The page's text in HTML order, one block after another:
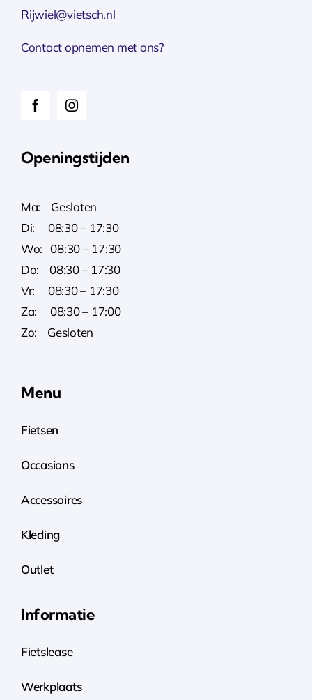
Rijwiel@vietsch.nl
Contact opnemen met ons?
Openingstijden
Ma: Gesloten
Di: 08:30 – 17:30
Wo: 08:30 – 17:30
Do: 08:30 – 17:30
Vr: 08:30 – 17:30
Za: 08:30 – 17:00
Zo: Gesloten
Menu
Fietsen
Occasions
Accessoires
Kleding
Outlet
Informatie
Fietslease
Werkplaats